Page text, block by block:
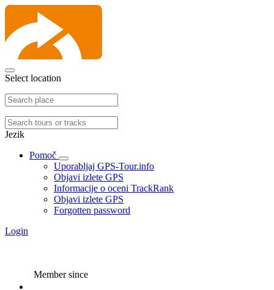
Select location
Jezik
Pomoč
Uporabljaj GPS-Tour.info
Objavi izlete GPS
Informacije o oceni TrackRank
Objavi izlete GPS
Forgotten password
Login
Member since